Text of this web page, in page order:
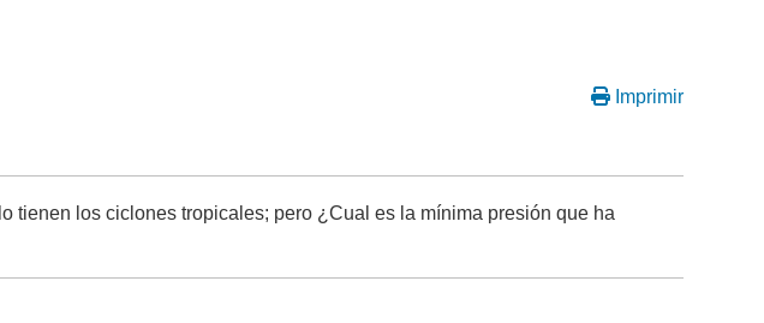
Imprimir
tienen los ciclones tropicales; pero ¿Cual es la mínima presión que ha